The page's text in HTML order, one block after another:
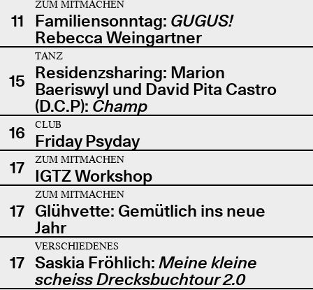
11
ZUM MITMACHEN
Familiensonntag: GUGUS!
Rebecca Weingartner
15
TANZ
Residenzsharing: Marion
Baeriswyl und David Pita Castro
(D.C.P): Champ
16
CLUB
Friday Psyday
17
ZUM MITMACHEN
IGTZ Workshop
17
ZUM MITMACHEN
Glühvette: Gemütlich ins neue
Jahr
17
VERSCHIEDENES
Saskia Fröhlich: Meine kleine
scheiss Drecksbuchtour 2.0